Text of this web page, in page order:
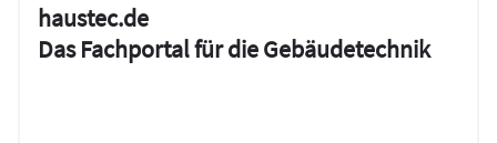
haustec.de
Das Fachportal für die Gebäudetechnik